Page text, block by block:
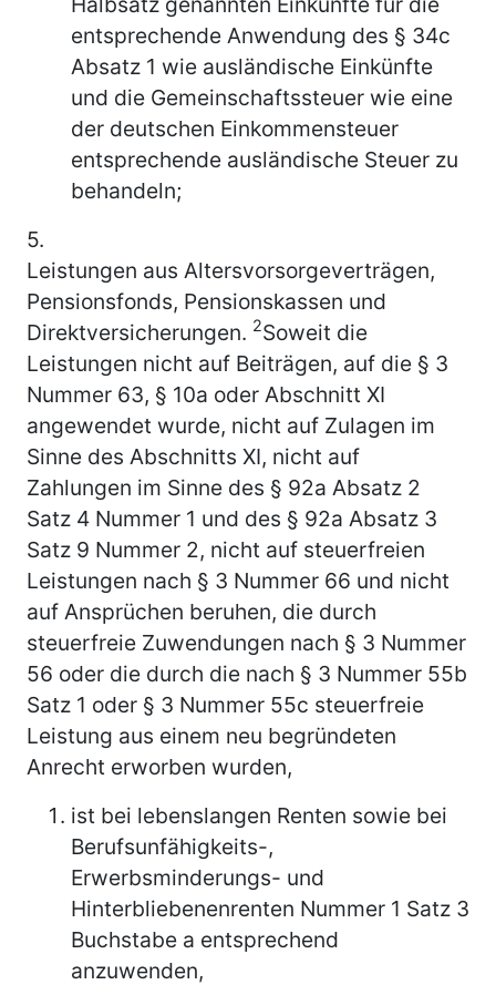
entsprechende Anwendung des § 34c
Absatz 1 wie ausländische Einkünfte
und die Gemeinschaftssteuer wie eine
der deutschen Einkommensteuer
entsprechende ausländische Steuer zu
behandeln;
5.
Leistungen aus Altersvorsorgeverträgen,
Pensionsfonds, Pensionskassen und
Direktversicherungen. 2Soweit die
Leistungen nicht auf Beiträgen, auf die § 3
Nummer 63, § 10a oder Abschnitt XI
angewendet wurde, nicht auf Zulagen im
Sinne des Abschnitts XI, nicht auf
Zahlungen im Sinne des § 92a Absatz 2
Satz 4 Nummer 1 und des § 92a Absatz 3
Satz 9 Nummer 2, nicht auf steuerfreien
Leistungen nach § 3 Nummer 66 und nicht
auf Ansprüchen beruhen, die durch
steuerfreie Zuwendungen nach § 3 Nummer
56 oder die durch die nach § 3 Nummer 55b
Satz 1 oder § 3 Nummer 55c steuerfreie
Leistung aus einem neu begründeten
Anrecht erworben wurden,
ist bei lebenslangen Renten sowie bei
Berufsunfähigkeits-,
Erwerbsminderungs- und
Hinterbliebenenrenten Nummer 1 Satz 3
Buchstabe a entsprechend
anzuwenden,